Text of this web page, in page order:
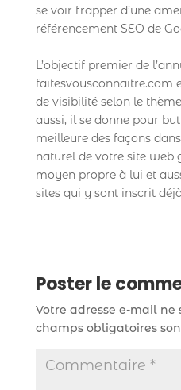
se voir frapper d’une
référencement SEO de
L’objectif premier de
faitesvousconnaitre.com
de visibilité selon le
aussi, il se donne pour
meilleure des façons
naturel de votre site web
moyen propre à lui et
sites qui y sont inscrit
Poster le
Votre adresse e-mail ne
champs obligatoires